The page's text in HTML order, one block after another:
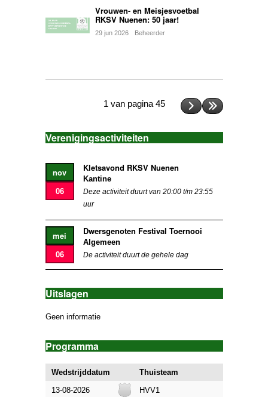
Vrouwen- en Meisjesvoetbal
RKSV Nuenen: 50 jaar!
29 jun 2026 Beheerder
1 van pagina 45
Verenigingsactiviteiten
nov
06
Kletsavond RKSV Nuenen
Kantine
Deze activiteit duurt van 20:00 t/m 23:55
uur
mei
06
Dwersgenoten Festival Toernooi
Algemeen
De activiteit duurt de gehele dag
Uitslagen
Geen informatie
Programma
Wedstrijddatum Thuisteam
13-08-2026
HVV1